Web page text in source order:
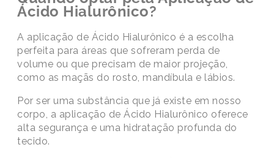
Ácido Hialurônico?
A aplicação de Ácido Hialurônico é a escolha
perfeita para áreas que sofreram perda de
volume ou que precisam de maior projeção,
como as maçãs do rosto, mandíbula e lábios.
Por ser uma substância que já existe em nosso
corpo, a aplicação de Ácido Hialurônico oferece
alta segurança e uma hidratação profunda do
tecido.